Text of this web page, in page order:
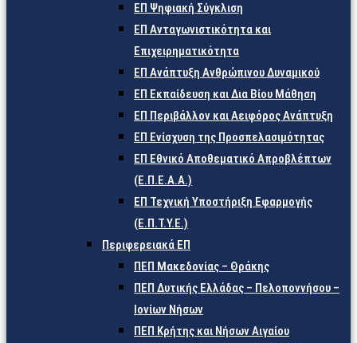
ΕΠ Ψηφιακή Σύγκλιση
ΕΠ Ανταγωνιστικότητα και
Επιχειρηματικότητα
ΕΠ Ανάπτυξη Ανθρώπινου Δυναμικού
ΕΠ Εκπαίδευση και Δια Βίου Μάθηση
ΕΠ Περιβάλλον και Αειφόρος Ανάπτυξη
ΕΠ Ενίσχυση της Προσπελασιμότητας
ΕΠ Εθνικό Αποθεματικό Απροβλέπτων
(Ε.Π.Ε.Α.Α.)
ΕΠ Τεχνική Υποστήριξη Εφαρμογής
(Ε.Π.Τ.Υ.Ε.)
Περιφερειακά ΕΠ
ΠΕΠ Μακεδονίας – Θράκης
ΠΕΠ Δυτικής Ελλάδας – Πελοποννήσου –
Ιονίων Νήσων
ΠΕΠ Κρήτης και Νήσων Αιγαίου